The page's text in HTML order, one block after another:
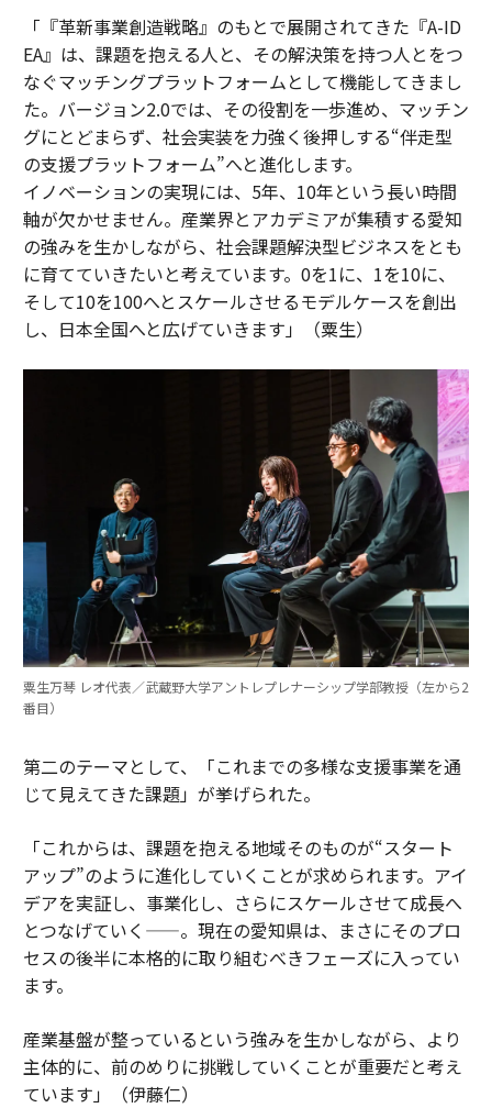
「『革新事業創造戦略』のもとで展開されてきた『A-ID
EA』は、課題を抱える人と、その解決策を持つ人とをつ
なぐマッチングプラットフォームとして機能してきまし
た。バージョン2.0では、その役割を一歩進め、マッチン
グにとどまらず、社会実装を力強く後押しする“伴走型
の支援プラットフォーム”へと進化します。
イノベーションの実現には、5年、10年という長い時間
軸が欠かせません。産業界とアカデミアが集積する愛知
の強みを生かしながら、社会課題解決型ビジネスをとも
に育てていきたいと考えています。0を1に、1を10に、
そして10を100へとスケールさせるモデルケースを創出
し、日本全国へと広げていきます」（粟生）
粟生万琴 レオ代表／武蔵野大学アントレプレナーシップ学部教授（左から2
番目）
第二のテーマとして、「これまでの多様な支援事業を通
じて見えてきた課題」が挙げられた。
「これからは、課題を抱える地域そのものが“スタート
アップ”のように進化していくことが求められます。アイ
デアを実証し、事業化し、さらにスケールさせて成長へ
とつなげていく——。現在の愛知県は、まさにそのプロ
セスの後半に本格的に取り組むべきフェーズに入ってい
ます。
産業基盤が整っているという強みを生かしながら、より
主体的に、前のめりに挑戦していくことが重要だと考え
ています」（伊藤仁）